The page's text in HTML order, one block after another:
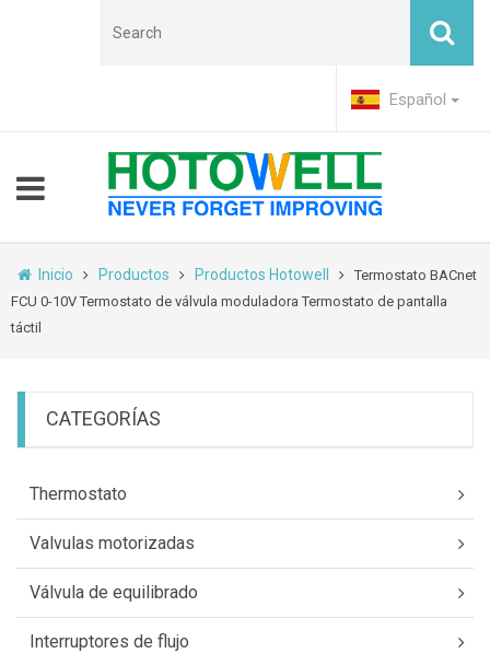
Español
Inicio Productos Productos Hotowell
Termostato BACnet
FCU 0-10V Termostato de válvula moduladora Termostato de pantalla
táctil
CATEGORÍAS
Thermostato
Valvulas motorizadas
Válvula de equilibrado
Interruptores de flujo